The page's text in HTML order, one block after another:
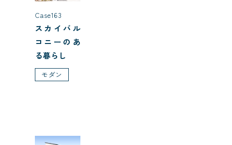
Case163
スカイバル
コニーのあ
る暮らし
モダン